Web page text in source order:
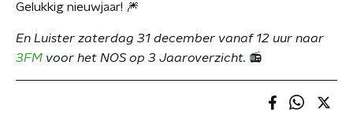
Gelukkig nieuwjaar! 🎆
En Luister zaterdag 31 december vanaf 12 uur naar
3FM voor het NOS op 3 Jaaroverzicht. 📻